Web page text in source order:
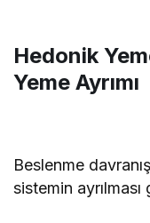
Hedonik
Yeme Ayrımı
Beslenme
sistemin ayrılması